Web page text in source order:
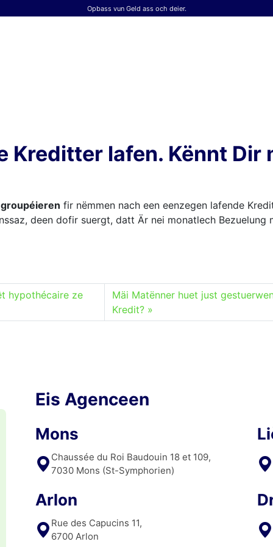
Opbass vun Geld ass och deier.
Kreditter lafen. Kënnt Dir
fir nëmmen nach een eenzegen lafende
deen dofir suergt, datt Är nei monatlech Bezuelung
hypothécaire ze
Mäi Matënner huet just
Kredit?
Eis Agenceen
Mons
Chaussée du Roi Baudouin 18 et 109,
7030 Mons (St-Symphorien)
Arlon
Rue des Capucins 11,
6700 Arlon